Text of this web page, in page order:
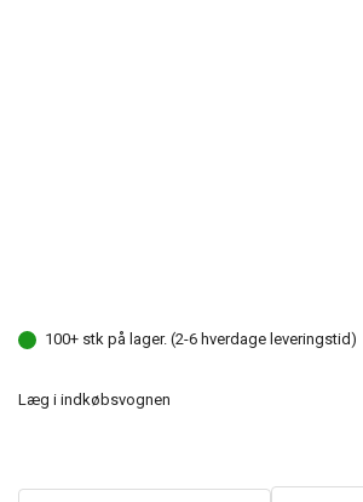
100+ stk på lager. (2-6 hverdage leveringstid)
Læg i indkøbsvognen